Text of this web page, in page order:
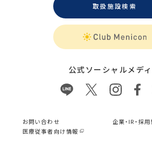
取扱施設検索
公式ソーシャルメデ
お問い合わせ
企業・IR・採
医療従事者向け情報